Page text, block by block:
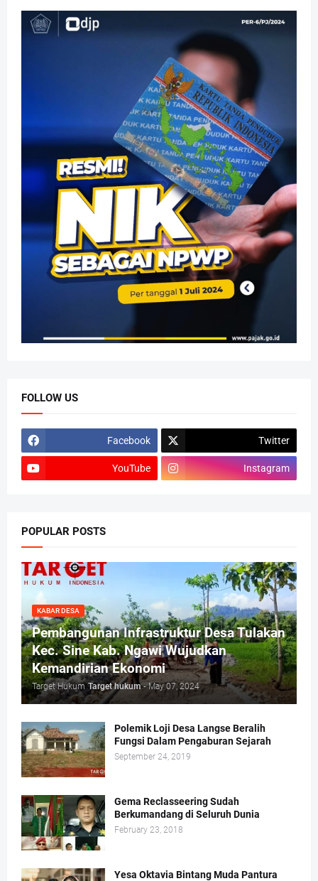
FOLLOW US
Facebook Twitter
YouTube Instagram
POPULAR POSTS
KABAR DESA
Pembangunan Infrastruktur Desa Tulakan
Kec. Sine Kab. Ngawi Wujudkan
Kemandirian Ekonomi
Target Hukum Target hukum - May 07, 2024
Polemik Loji Desa Langse Beralih
Fungsi Dalam Pengaburan Sejarah
September 24, 2019
Gema Reclasseering Sudah
Berkumandang di Seluruh Dunia
February 23, 2018
Yesa Oktavia Bintang Muda Pantura